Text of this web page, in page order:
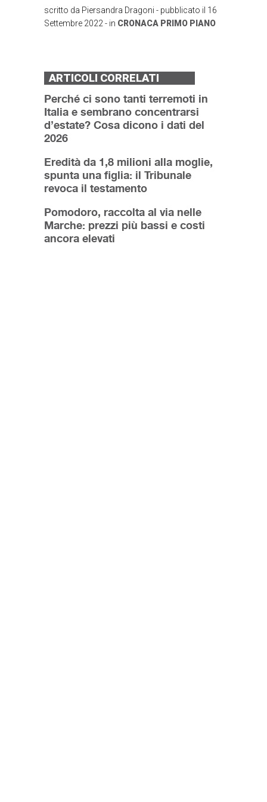
scritto da Piersandra Dragoni - pubblicato il 16
Settembre 2022 - in CRONACA PRIMO PIANO
ARTICOLI CORRELATI
Perché ci sono tanti terremoti in
Italia e sembrano concentrarsi
d’estate? Cosa dicono i dati del
2026
Eredità da 1,8 milioni alla moglie,
spunta una figlia: il Tribunale
revoca il testamento
Pomodoro, raccolta al via nelle
Marche: prezzi più bassi e costi
ancora elevati